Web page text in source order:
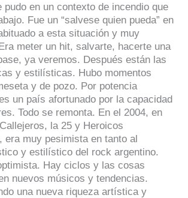
pudo en un contexto de incendio que
Fue un “salvese quien pueda” en
a esta situación y muy
meter un hit, salvarte, hacerte una
ya veremos. Después están las
y estilísticas. Hubo momentos
y de pozo. Por potencia
un país afortunado por la capacidad
Todo se remonta. En el 2004, en
la 25 y Heroicos
era muy pesimista en tanto al
y estilístico del rock argentino.
Hay ciclos y las cosas
nuevos músicos y tendencias.
una nueva riqueza artística y